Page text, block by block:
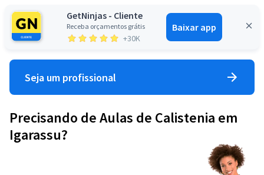
GetNinjas - Cliente
Receba orçamentos grátis
+30K
Baixar app
Entrar
Seja um profissional
Precisando de Aulas de Calistenia em
Igarassu?